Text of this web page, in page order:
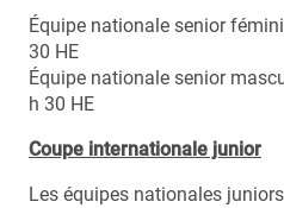
Équipe nationale senior
30 HE
Équipe nationale senior
h 30 HE
Coupe internationale junior
Les équipes nationales